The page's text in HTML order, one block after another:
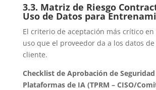
3.3. Matriz de Riesgo
Uso de Datos para
El criterio de aceptación más crítico en
uso que el proveedor da a los datos
cliente.
Checklist de Aprobación de
Plataformas de IA (TPRM – CISO/